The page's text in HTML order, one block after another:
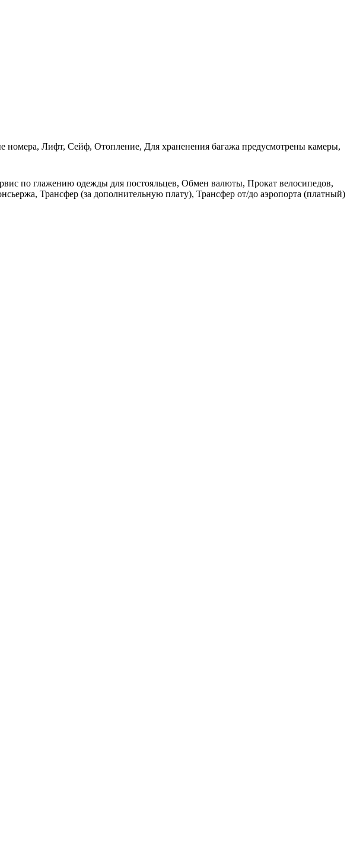
номера, Лифт, Сейф, Отопление, Для храненения багажа предусмотрены камеры,
по глажению одежды для постояльцев, Обмен валюты, Прокат велосипедов,
Трансфер (за дополнительную плату), Трансфер от/до аэропорта (платный)